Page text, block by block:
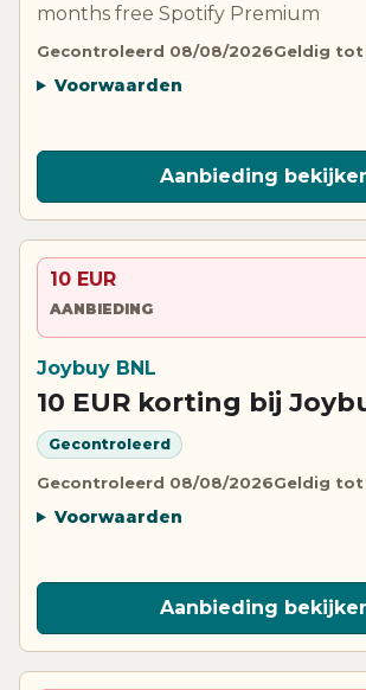
months free Spotify Premium
Gecontroleerd 08/08/2026Geldig tot
Voorwaarden
Aanbieding
10 EUR
AANBIEDING
Joybuy BNL
10 EUR korting bij
Gecontroleerd
Gecontroleerd 08/08/2026Geldig tot
Voorwaarden
Aanbieding